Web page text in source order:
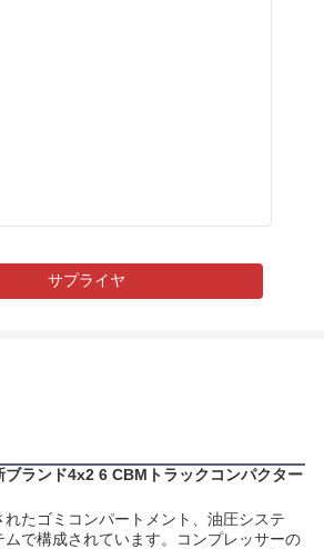
サプライヤ
ブランド4x2 6 CBMトラックコンパクター
れたゴミコンパートメント、油圧システ
ムで構成されています。コンプレッサーの